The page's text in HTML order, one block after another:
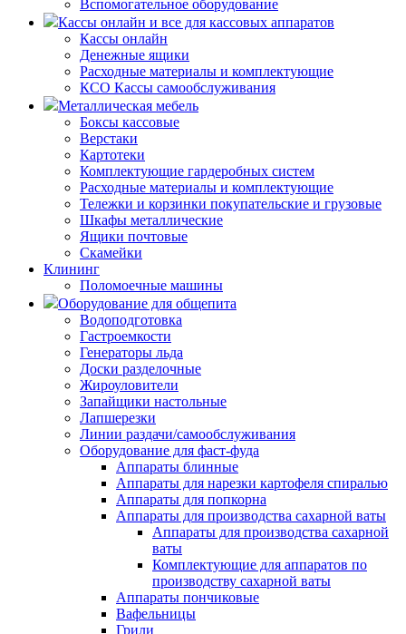
Вспомогательное оборудование
Кассы онлайн и все для кассовых аппаратов
Кассы онлайн
Денежные ящики
Расходные материалы и комплектующие
КСО Кассы самообслуживания
Металлическая мебель
Боксы кассовые
Верстаки
Картотеки
Комплектующие гардеробных систем
Расходные материалы и комплектующие
Тележки и корзинки покупательские и грузовые
Шкафы металлические
Ящики почтовые
Скамейки
Клининг
Поломоечные машины
Оборудование для общепита
Водоподготовка
Гастроемкости
Генераторы льда
Доски разделочные
Жироуловители
Запайщики настольные
Лапшерезки
Линии раздачи/самообслуживания
Оборудование для фаст-фуда
Аппараты блинные
Аппараты для нарезки картофеля спиралью
Аппараты для попкорна
Аппараты для производства сахарной ваты
Аппараты для производства сахарной
ваты
Комплектующие для аппаратов по
производству сахарной ваты
Аппараты пончиковые
Вафельницы
Грили